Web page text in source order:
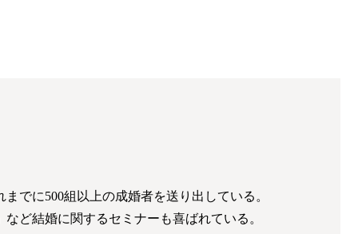
でに500組以上の成婚者を送り出している。
ど結婚に関するセミナーも喜ばれている。